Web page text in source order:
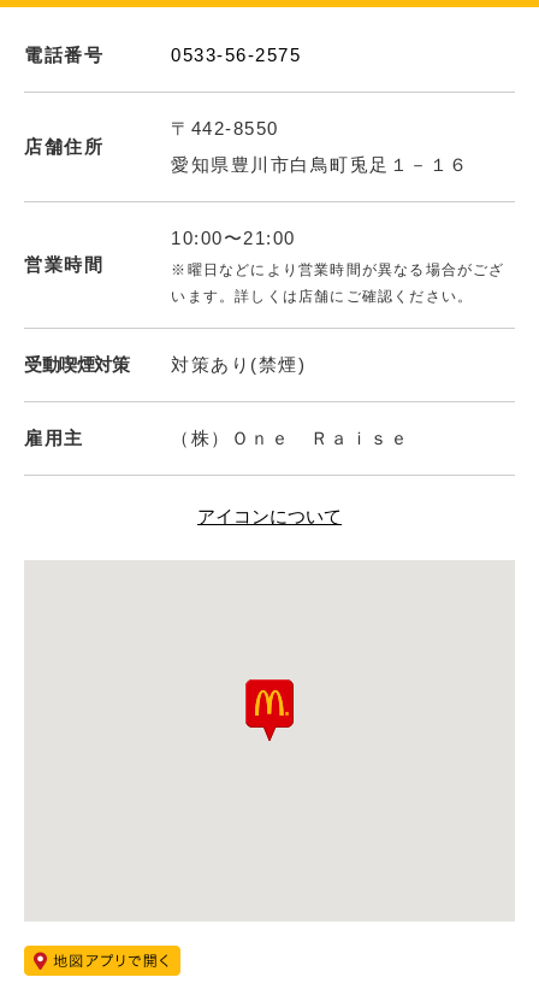
電話番号 0533-56-2575
店舗住所
〒442-8550
愛知県豊川市白鳥町兎足１－１６
営業時間
10:00〜21:00
※曜日などにより営業時間が異なる場合がござ
います。詳しくは店舗にご確認ください。
受動喫煙対策 対策あり(禁煙)
雇用主 （株）Ｏｎｅ Ｒａｉｓｅ
アイコンについて